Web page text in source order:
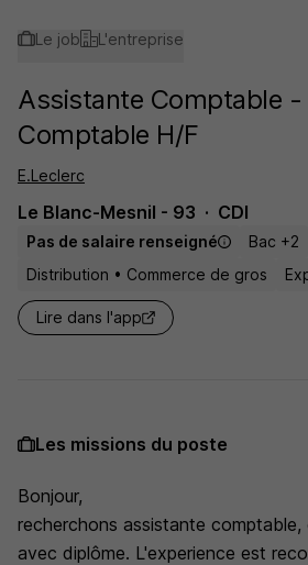
Le job L'entreprise
Assistante Comptable -
Comptable H/F
E.Leclerc
Le Blanc-Mesnil - 93 CDI
Pas de salaire renseigné
Bac +2
Distribution • Commerce de gros
Lire dans l'app
Les missions du poste
Bonjour,
recherchons assistante
avec diplôme. L'experience est